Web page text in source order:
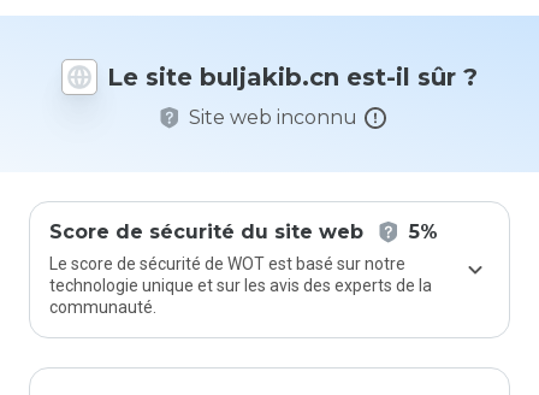
Le site buljakib.cn est-il sûr ?
Site web inconnu
Score de sécurité du site web 5%
Le score de sécurité de WOT est basé sur notre
technologie unique et sur les avis des experts de la
communauté.
1 et 5
vous à ce